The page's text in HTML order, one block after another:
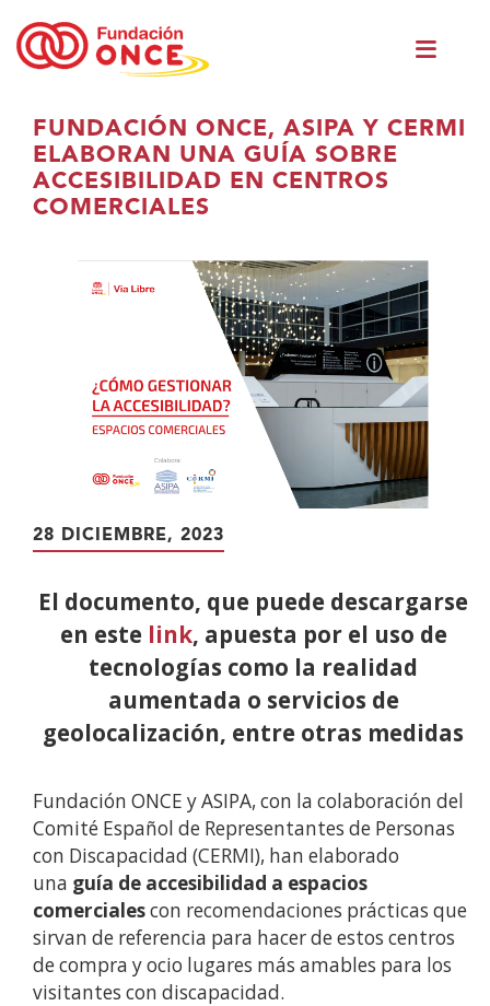
Eduki
nagusian
zaude
FUNDACIÓN ONCE, ASIPA Y CERMI
ELABORAN UNA GUÍA SOBRE
ACCESIBILIDAD EN CENTROS
COMERCIALES
28 DICIEMBRE, 2023
El documento, que puede descargarse
en este link, apuesta por el uso de
tecnologías como la realidad
aumentada o servicios de
geolocalización, entre otras medidas
Fundación ONCE y ASIPA, con la colaboración del
Comité Español de Representantes de Personas
con Discapacidad (CERMI), han elaborado
una guía de accesibilidad a espacios
comercialescon recomendaciones prácticas que
sirvan de referencia para hacer de estos centros
de compra y ocio lugares más amables para los
visitantes con discapacidad.